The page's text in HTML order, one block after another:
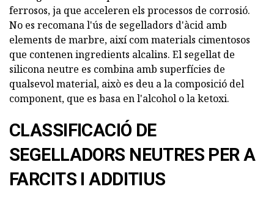
ferrosos, ja que acceleren els processos de corrosió.
No es recomana l'ús de segelladors d'àcid amb
elements de marbre, així com materials cimentosos
que contenen ingredients alcalins. El segellat de
silicona neutre es combina amb superfícies de
qualsevol material, això es deu a la composició del
component, que es basa en l'alcohol o la ketoxi.
CLASSIFICACIÓ DE
SEGELLADORS NEUTRES PER A
FARCITS I ADDITIUS